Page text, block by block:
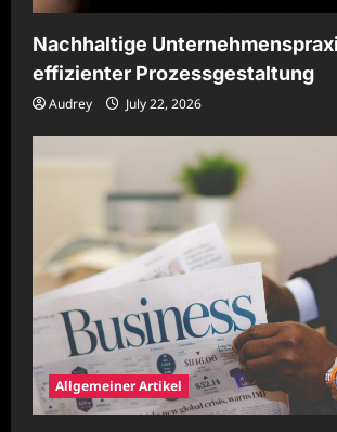
Nachhaltige
effizienter Prozessgestaltung
Audrey July 22, 2026
Allgemeiner Artikel